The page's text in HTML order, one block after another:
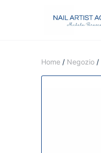
Home / Negozio /